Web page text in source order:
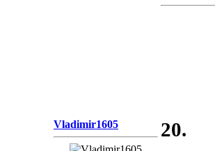
Vladimir1605
20.